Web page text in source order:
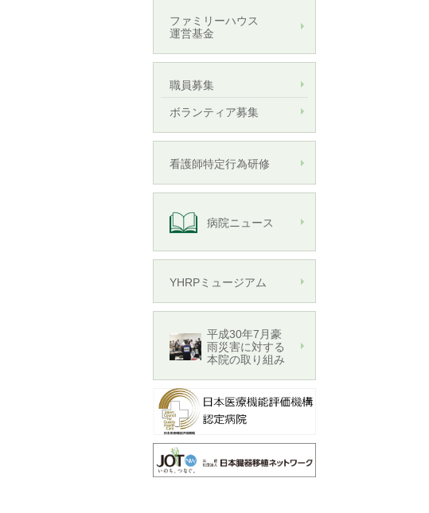
ファミリーハウス
運営基金
職員募集
ボランティア募集
看護師特定行為研修
病院ニュース
YHRPミュージアム
平成30年7月豪
雨災害に対する
本院の取り組み